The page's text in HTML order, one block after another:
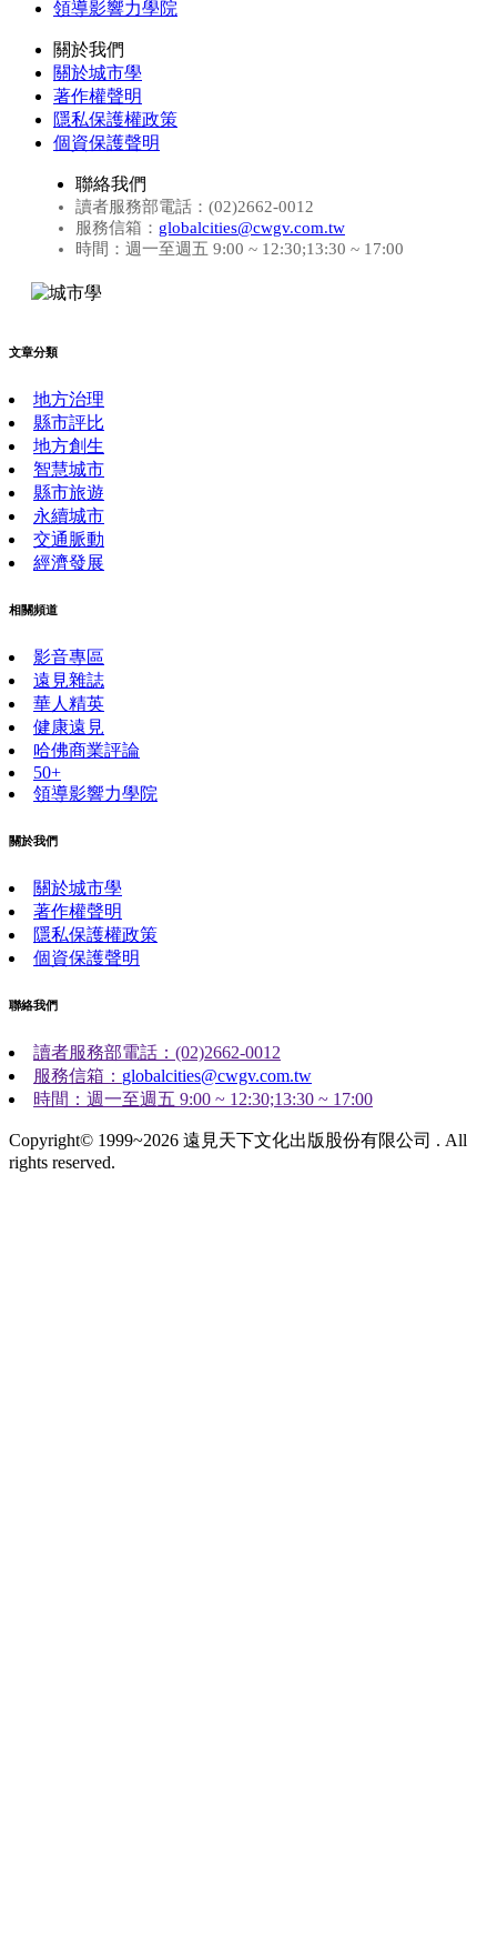
領導影響力學院
關於我們
關於城市學
著作權聲明
隱私保護權政策
個資保護聲明
聯絡我們
讀者服務部電話：(02)2662-0012
服務信箱： globalcities@cwgv.com.tw
時間：週一至週五 9:00 ~ 12:30;13:30 ~ 17:00
文章分類
地方治理
縣市評比
地方創生
智慧城市
縣市旅遊
永續城市
交通脈動
經濟發展
相關頻道
影音專區
遠見雜誌
華人精英
健康遠見
哈佛商業評論
50+
領導影響力學院
關於我們
關於城市學
著作權聲明
隱私保護權政策
個資保護聲明
聯絡我們
讀者服務部電話：(02)2662-0012
服務信箱： globalcities@cwgv.com.tw
時間：週一至週五 9:00 ~ 12:30;13:30 ~ 17:00
Copyright© 1999~2026 遠見天下文化出版股份有限公司 . All
rights reserved.